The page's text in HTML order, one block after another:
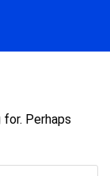
for. Perhaps